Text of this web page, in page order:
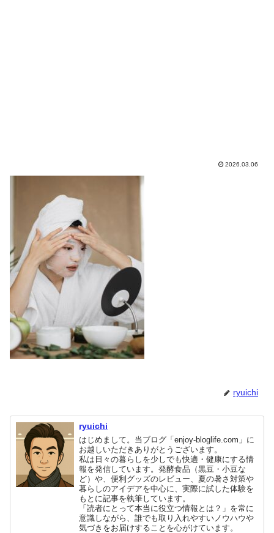
2026.03.06
ryuichi
ryuichi
はじめまして。当ブログ「enjoy-bloglife.com」に
お越しいただきありがとうございます。
私は日々の暮らしを少しでも快適・健康にする情
報を発信しています。発酵食品（黒豆・小豆な
ど）や、便利グッズのレビュー、夏の暑さ対策や
暮らしのアイデアを中心に、実際に試した体験を
もとに記事を執筆しています。
「読者にとって本当に役立つ情報とは？」を常に
意識しながら、誰でも取り入れやすいノウハウや
気づきをお届けすることを心がけています。